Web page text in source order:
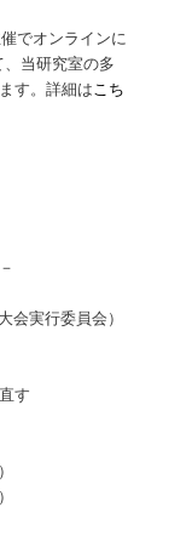
でオンラインに
当研究室の多
す。詳細はこち
実行委員会）
す